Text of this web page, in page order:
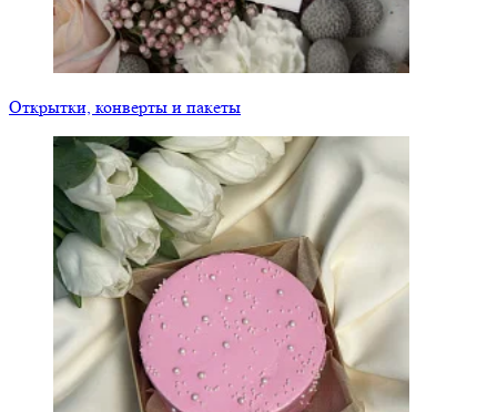
Открытки, конверты и пакеты